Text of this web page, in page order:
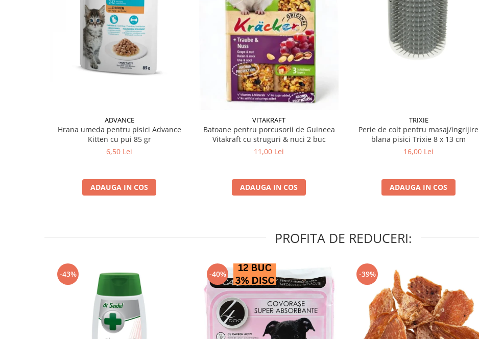
ADVANCE
Hrana umeda pentru pisici Advance
Kitten cu pui 85 gr
6,50 Lei
ADAUGA IN COS
VITAKRAFT
Batoane pentru porcusorii de Guineea
Vitakraft cu struguri & nuci 2 buc
11,00 Lei
ADAUGA IN COS
TRIXIE
Perie de colt pentru masaj/ingrijire
blana pisici Trixie 8 x 13 cm
16,00 Lei
ADAUGA IN COS
PROFITA DE REDUCERI:
-43% -40% -39%